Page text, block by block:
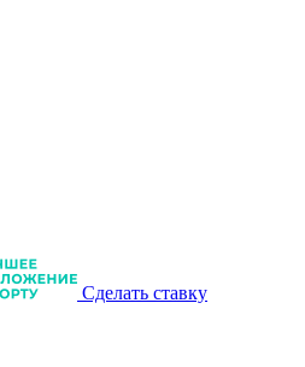
Сделать ставку